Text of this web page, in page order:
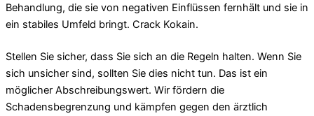
Behandlung, die sie von negativen Einflüssen fernhält und sie in
ein stabiles Umfeld bringt. Crack Kokain.
Stellen Sie sicher, dass Sie sich an die Regeln halten. Wenn Sie
sich unsicher sind, sollten Sie dies nicht tun. Das ist ein
möglicher Abschreibungswert. Wir fördern die
Schadensbegrenzung und kämpfen gegen den ärztlich